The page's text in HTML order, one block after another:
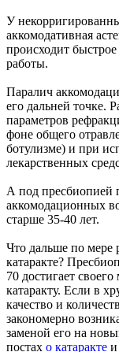
У
аккомодативная
происходит
работы.
Паралич
его дальней точке.
параметров
фоне общего
ботулизме) и при
лекарственных
А под пресбиопией
аккомодационных
старше 35-40 лет.
Что дальше по мере
катаракте?
70 достигает
катаракту. Если в
качество и
закономерно
заменой его на
постах о катаракте и